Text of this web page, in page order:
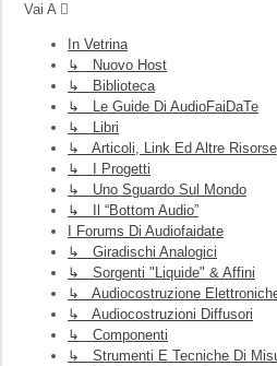
Vai A
In Vetrina
↳ Nuovo Host
↳ Biblioteca
↳ Le Guide Di AudioFaiDaTe
↳ Libri
↳ Articoli, Link Ed Altre Risorse
↳ I Progetti
↳ Uno Sguardo Sul Mondo
↳ Il “Bottom Audio”
I Forums Di Audiofaidate
↳ Giradischi Analogici
↳ Sorgenti "liquide" & Affini
↳ Audiocostruzione
↳ Audiocostruzioni Diffusori
↳ Componenti
↳ Strumenti E Tecniche Di